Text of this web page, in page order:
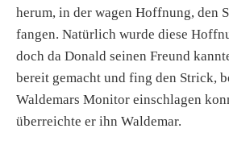
herum, in der wagen Hoffnung, den
fangen. Natürlich wurde diese
doch da Donald seinen Freund
bereit gemacht und fing den Strick,
Waldemars Monitor einschlagen
überreichte er ihn Waldemar.